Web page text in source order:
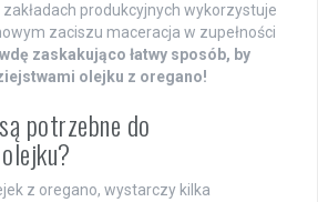
zakładach produkcyjnych wykorzystuje
zaciszu maceracja w zupełności
zaskakująco łatwy sposób, by
olejku z oregano!
potrzebne do
z oregano, wystarczy kilka